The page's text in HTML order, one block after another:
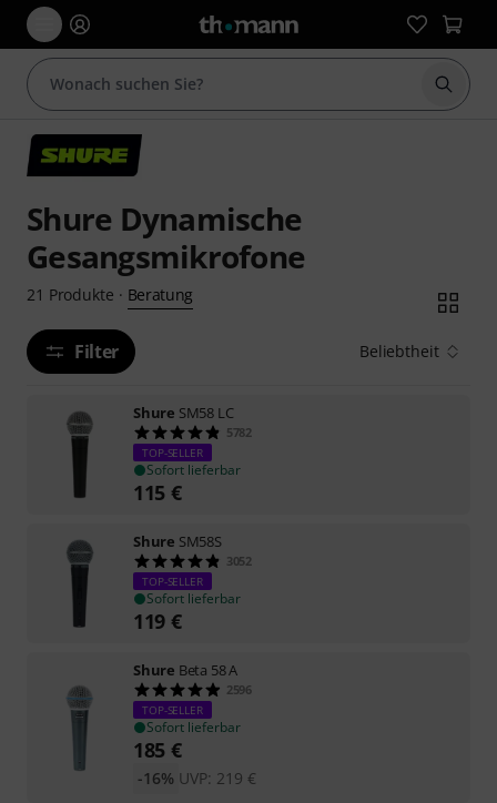
Suche
Shure Dynamische
Gesangsmikrofone
21 Produkte · Beratung
Filter Beliebtheit
Shure SM58 LC
5782
TOP-SELLER
Sofort lieferbar
115 €
Shure SM58S
3052
TOP-SELLER
Sofort lieferbar
119 €
Shure Beta 58 A
2596
TOP-SELLER
Sofort lieferbar
185 €
UVP: 219 €
-16%